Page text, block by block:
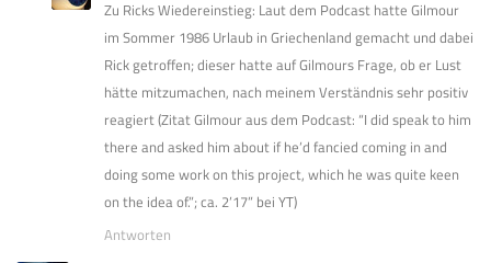
Zu Ricks Wiedereinstieg: Laut dem Podcast hatte Gilmour
im Sommer 1986 Urlaub in Griechenland gemacht und dabei
Rick getroffen; dieser hatte auf Gilmours Frage, ob er Lust
hätte mitzumachen, nach meinem Verständnis sehr positiv
reagiert (Zitat Gilmour aus dem Podcast: “I did speak to him
there and asked him about if he’d fancied coming in and
doing some work on this project, which he was quite keen
on the idea of.”; ca. 2’17” bei YT)
Antworten